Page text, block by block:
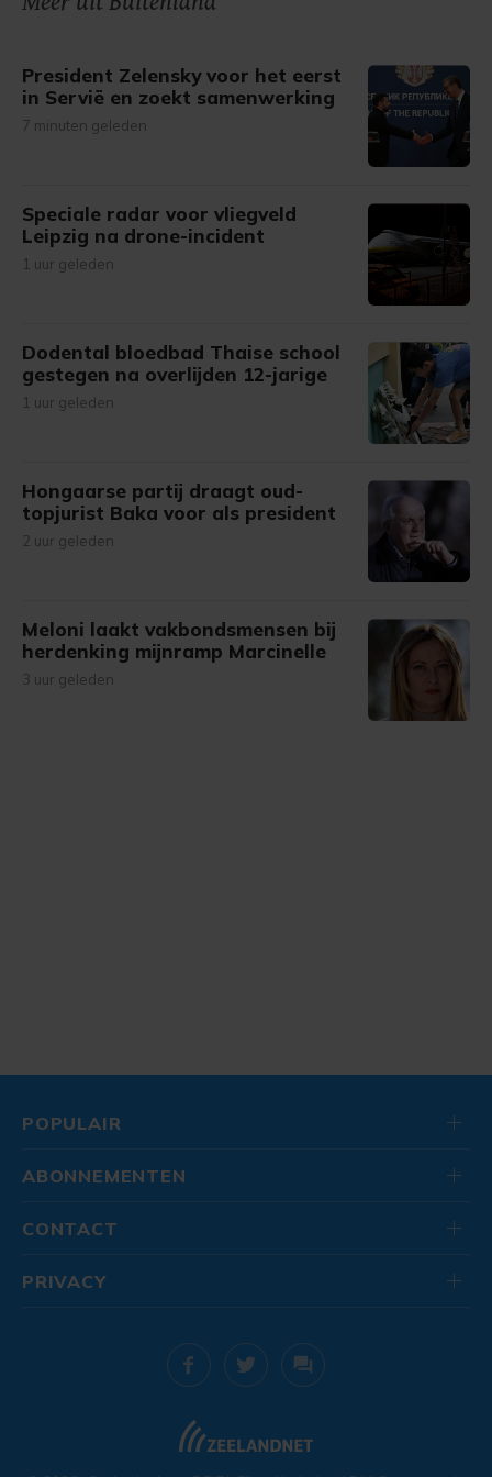
President Zelensky voor het eerst
in Servië en zoekt samenwerking
7 minuten geleden
Speciale radar voor vliegveld
Leipzig na drone-incident
1 uur geleden
Dodental bloedbad Thaise school
gestegen na overlijden 12-jarige
1 uur geleden
Hongaarse partij draagt oud-
topjurist Baka voor als president
2 uur geleden
Meloni laakt vakbondsmensen bij
herdenking mijnramp Marcinelle
3 uur geleden
POPULAIR
ABONNEMENTEN
CONTACT
PRIVACY